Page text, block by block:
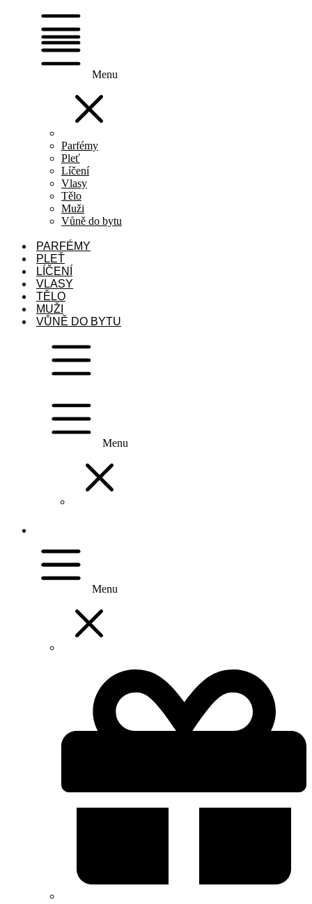
Menu
Parfémy
Pleť
Líčení
Vlasy
Tělo
Muži
Vůně do bytu
PARFÉMY
PLEŤ
LÍČENÍ
VLASY
TĚLO
MUŽI
VŮNĚ DO BYTU
Menu
Menu